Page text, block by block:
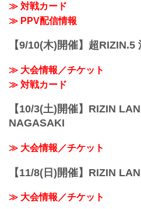
≫ 対戦カード
≫ PPV配信情報
【9/10(木)開催】超RIZIN.5
≫ 大会情報／チケット
≫ 対戦カード
【10/3(土)開催】RIZIN
NAGASAKI
≫ 大会情報／チケット
【11/8(日)開催】RIZIN
≫ 大会情報／チケット